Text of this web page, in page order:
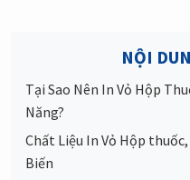
NỘI
Tại Sao Nên In Vỏ Hộp
Năng?
Chất Liệu In Vỏ Hộp
Biến